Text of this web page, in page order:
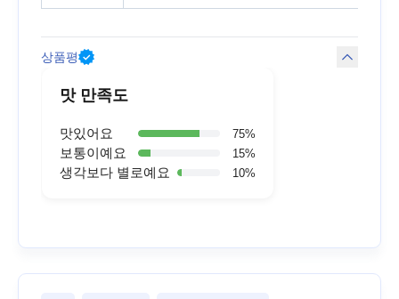
상품평
맛 만족도
맛있어요 75%
보통이예요 15%
생각보다 별로예요 10%